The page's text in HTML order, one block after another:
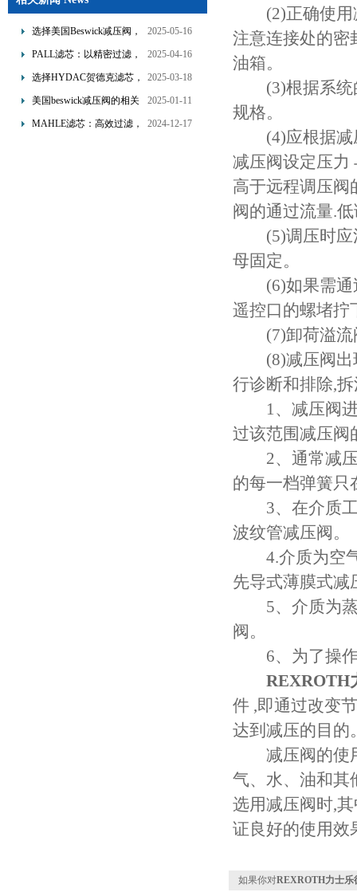
选择美国Beswick减压阀，
提升流体系统效率
2025-05-16
PALL滤芯：以精密过滤，
为工业流体筑起“隐形安全
2025-04-16
选择HYDAC贺德克滤芯，
享受精准过滤与稳定性能
2025-03-18
美国beswick减压阀的相关
知识
2025-01-11
MAHLE滤芯：高效过滤，
2024-12-17
(2)正确使用减
注意连接处的密
油箱。
(3)根据系统的
规格。
(4)应根据减压
减压阀设定压力
高于远程调压阀
阀的通过流量.
(5)调压时应注
母固定。
(6)如果需通过
遥控口的螺堵拧
(7)卸荷溢流
(8)减压阀出现
行诊断和排除,
1、减压阀进
过该范围减压阀
2、通常减压
的每一档弹簧只
3、在介质工
波纹管减压阀。
4.介质为空气
先导式薄膜式减
5、介质为蒸
阀。
6、为了操作
REXROTH
件 ,即通过改变
达到减压的目的
减压阀的使用
气、水、油和其
选用减压阀时,
证良好的使用效
如果你对REXROTH力士乐